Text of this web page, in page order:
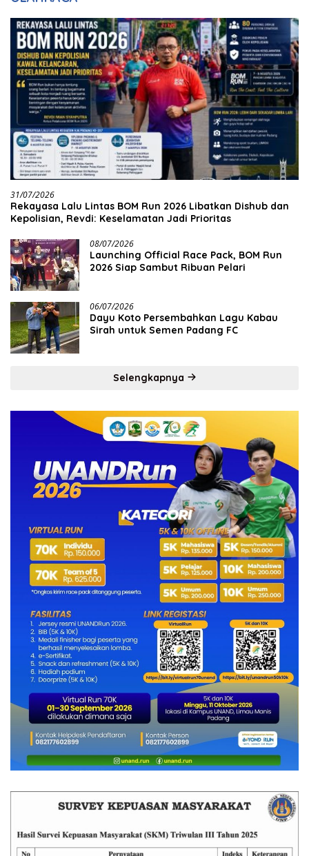
31/07/2026
Rekayasa Lalu Lintas BOM Run 2026 Libatkan Dishub dan
Kepolisian, Revdi: Keselamatan Jadi Prioritas
08/07/2026
Launching Official Race Pack, BOM Run
2026 Siap Sambut Ribuan Pelari
06/07/2026
Dayu Koto Persembahkan Lagu Kabau
Sirah untuk Semen Padang FC
Selengkapnya